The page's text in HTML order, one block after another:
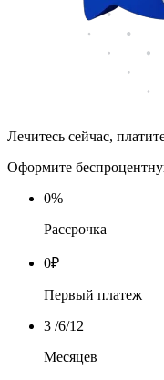
Лечитесь сейчас,
Оформите
0%
Рассрочка
0₽
Первый платеж
3 /6/12
Месяцев